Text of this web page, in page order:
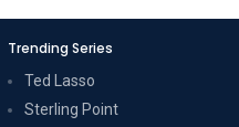
Trending Series
Ted Lasso
Sterling Point